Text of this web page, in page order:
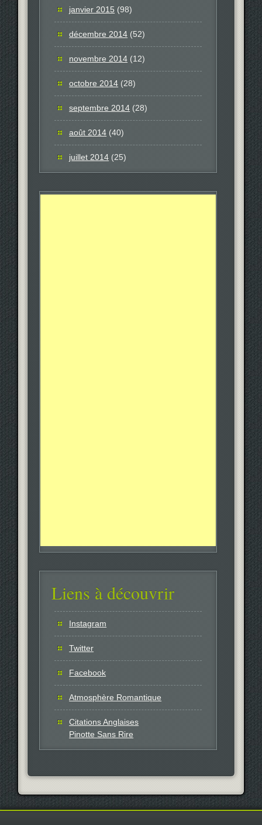
janvier 2015 (98)
décembre 2014 (52)
novembre 2014 (12)
octobre 2014 (28)
septembre 2014 (28)
août 2014 (40)
juillet 2014 (25)
Liens à découvrir
Instagram
Twitter
Facebook
Atmosphère Romantique
Citations Anglaises
Pinotte Sans Rire